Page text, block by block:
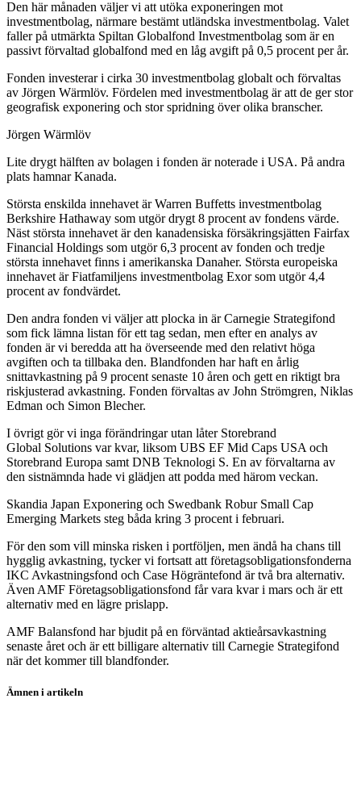
Den här månaden väljer vi att utöka exponeringen mot
investmentbolag, närmare bestämt utländska investmentbolag. Valet
faller på utmärkta Spiltan Globalfond Investmentbolag som är en
passivt förvaltad globalfond med en låg avgift på 0,5 procent per år.
Fonden investerar i cirka 30 investmentbolag globalt och förvaltas
av Jörgen Wärmlöv. Fördelen med investmentbolag är att de ger stor
geografisk exponering och stor spridning över olika branscher.
Jörgen Wärmlöv
Lite drygt hälften av bolagen i fonden är noterade i USA. På andra
plats hamnar Kanada.
Största enskilda innehavet är Warren Buffetts investmentbolag
Berkshire Hathaway som utgör drygt 8 procent av fondens värde.
Näst största innehavet är den kanadensiska försäkringsjätten Fairfax
Financial Holdings som utgör 6,3 procent av fonden och tredje
största innehavet finns i amerikanska Danaher. Största europeiska
innehavet är Fiatfamiljens investmentbolag Exor som utgör 4,4
procent av fondvärdet.
Den andra fonden vi väljer att plocka in är Carnegie Strategifond
som fick lämna listan för ett tag sedan, men efter en analys av
fonden är vi beredda att ha överseende med den relativt höga
avgiften och ta tillbaka den. Blandfonden har haft en årlig
snittavkastning på 9 procent senaste 10 åren och gett en riktigt bra
riskjusterad avkastning. Fonden förvaltas av John Strömgren, Niklas
Edman och Simon Blecher.
I övrigt gör vi inga förändringar utan låter Storebrand
Global Solutions var kvar, liksom UBS EF Mid Caps USA och
Storebrand Europa samt DNB Teknologi S. En av förvaltarna av
den sistnämnda hade vi glädjen att podda med härom veckan.
Skandia Japan Exponering och Swedbank Robur Small Cap
Emerging Markets steg båda kring 3 procent i februari.
För den som vill minska risken i portföljen, men ändå ha chans till
hygglig avkastning, tycker vi fortsatt att företagsobligationsfonderna
IKC Avkastningsfond och Case Högräntefond är två bra alternativ.
Även AMF Företagsobligationsfond får vara kvar i mars och är ett
alternativ med en lägre prislapp.
AMF Balansfond har bjudit på en förväntad aktieårsavkastning
senaste året och är ett billigare alternativ till Carnegie Strategifond
när det kommer till blandfonder.
Ämnen i artikeln